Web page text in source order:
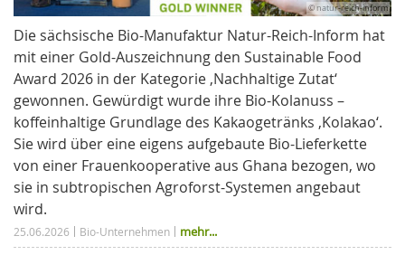
© natur-reich-inform
Die sächsische Bio-Manufaktur Natur-Reich-Inform hat
mit einer Gold-Auszeichnung den Sustainable Food
Award 2026 in der Kategorie ‚Nachhaltige Zutat‘
gewonnen. Gewürdigt wurde ihre Bio-Kolanuss –
koffeinhaltige Grundlage des Kakaogetränks ‚Kolakao‘.
Sie wird über eine eigens aufgebaute Bio-Lieferkette
von einer Frauenkooperative aus Ghana bezogen, wo
sie in subtropischen Agroforst-Systemen angebaut
wird.
25.06.2026 Bio-Unternehmen mehr...